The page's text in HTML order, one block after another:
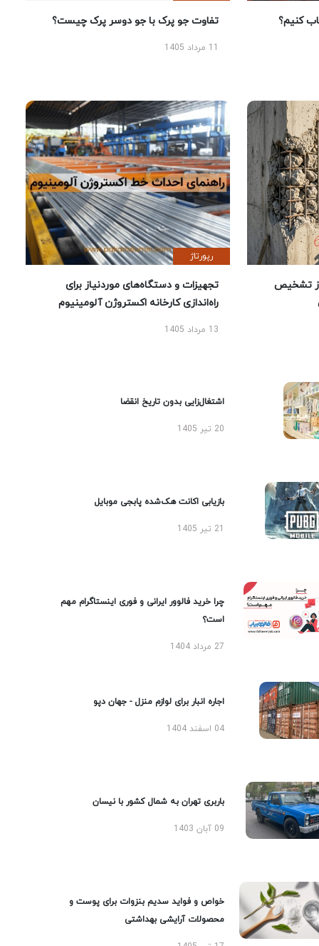
کنیم؟ تفاوت جو پرک با جو دوسر پرک چیست؟
تشخیص
رپورتاژ
تجهیزات و دستگاه‌های موردنیاز برای
راه‌اندازی کارخانه اکستروژن آلومینیوم
13 مرداد 1405
اشتغال‌زایی بدون تاریخ انقضا
20 تیر 1405
بازیابی اکانت هک‌شده پابجی موبایل
چرا خرید فالوور ایرانی و فوری اینستاگرام مهم
است؟
27 مرداد 1404
اجاره انبار برای لوازم منزل - جهان دپو
04 اسفند 1404
باربری تهران به شمال کشور با نیسان
09 آبان 1403
خواص و فواید سدیم بنزوات برای پوست و
محصولات آرایشی بهداشتی